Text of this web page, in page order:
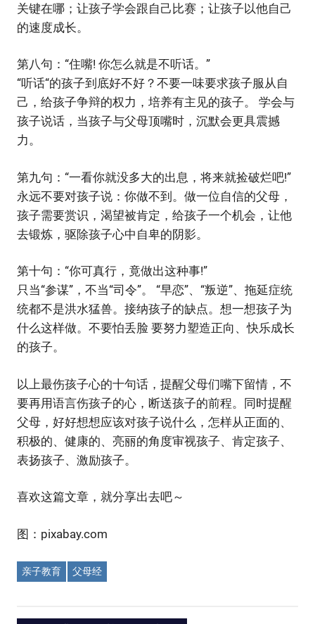
关键在哪；让孩子学会跟自己比赛；让孩子以他自己
的速度成长。
第八句：“住嘴! 你怎么就是不听话。”
“听话“的孩子到底好不好？不要一味要求孩子服从自
己，给孩子争辩的权力，培养有主见的孩子。 学会与
孩子说话，当孩子与父母顶嘴时，沉默会更具震撼
力。
第九句：“一看你就没多大的出息，将来就捡破烂吧!”
永远不要对孩子说：你做不到。做一位自信的父母，
孩子需要赏识，渴望被肯定，给孩子一个机会，让他
去锻炼，驱除孩子心中自卑的阴影。
第十句：“你可真行，竟做出这种事!”
只当“参谋”，不当“司令”。 “早恋”、“叛逆”、拖延症统
统都不是洪水猛兽。接纳孩子的缺点。想一想孩子为
什么这样做。不要怕丢脸 要努力塑造正向、快乐成长
的孩子。
以上最伤孩子心的十句话，提醒父母们嘴下留情，不
要再用语言伤孩子的心，断送孩子的前程。同时提醒
父母，好好想想应该对孩子说什么，怎样从正面的、
积极的、健康的、亮丽的角度审视孩子、肯定孩子、
表扬孩子、激励孩子。
喜欢这篇文章，就分享出去吧～
图：pixabay.com
亲子教育 父母经